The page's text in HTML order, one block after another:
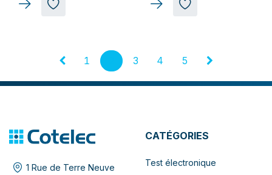
1 3 4 5
1 Rue de Terre Neuve
CATÉGORIES
Test électronique